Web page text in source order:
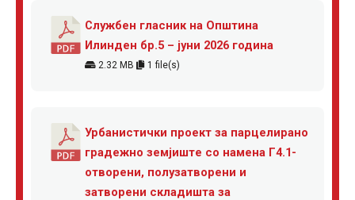
Службен гласник на Општина
Илинден бр.5 – јуни 2026 година
2.32 MB 1 file(s)
Урбанистички проект за парцелирано
градежно земјиште со намена Г4.1-
отворени, полузатворени и
затворени складишта за